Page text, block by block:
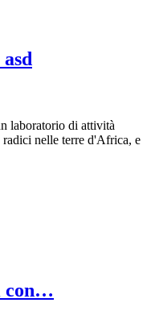
laboratorio di attività
radici nelle terre d'Africa, e
con…